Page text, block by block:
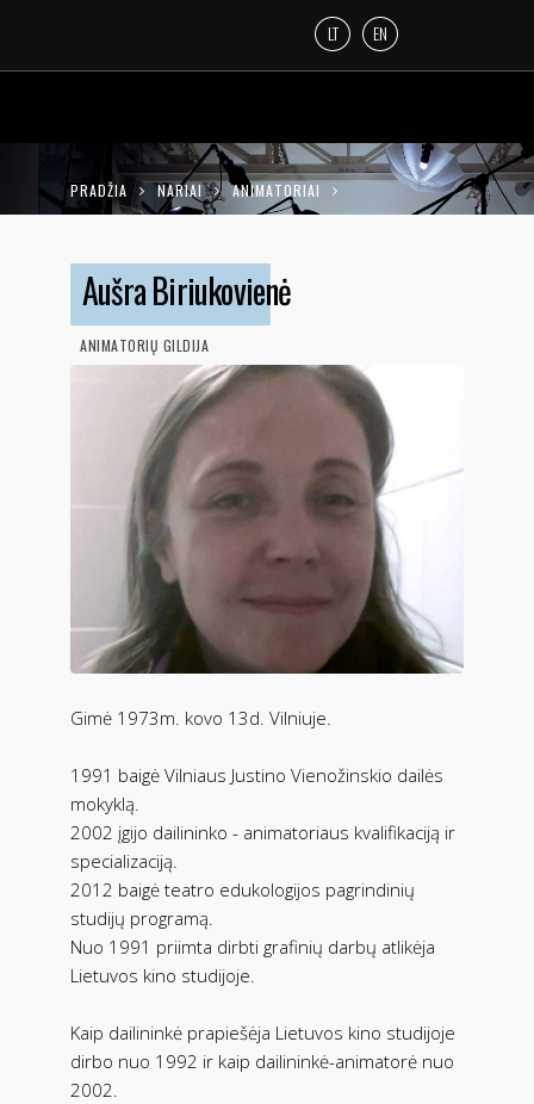
LT EN
PRADŽIA NARIAI ANIMATORIAI
Aušra Biriukovienė
ANIMATORIŲ GILDIJA
Gimė 1973m. kovo 13d. Vilniuje.
1991 baigė Vilniaus Justino Vienožinskio dailės
mokyklą.
2002 įgijo dailininko - animatoriaus kvalifikaciją ir
specializaciją.
2012 baigė teatro edukologijos pagrindinių
studijų programą.
Nuo 1991 priimta dirbti grafinių darbų atlikėja
Lietuvos kino studijoje.
Kaip dailininkė prapiešėja Lietuvos kino studijoje
dirbo nuo 1992 ir kaip dailininkė-animatorė nuo
2002.